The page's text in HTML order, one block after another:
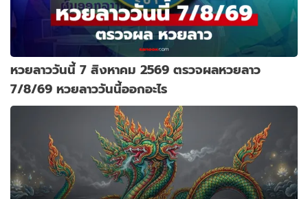
หวยลาววันนี้ 7 สิงหาคม 2569 ตรวจผลหวยลาว
7/8/69 หวยลาววันนี้ออกอะไร